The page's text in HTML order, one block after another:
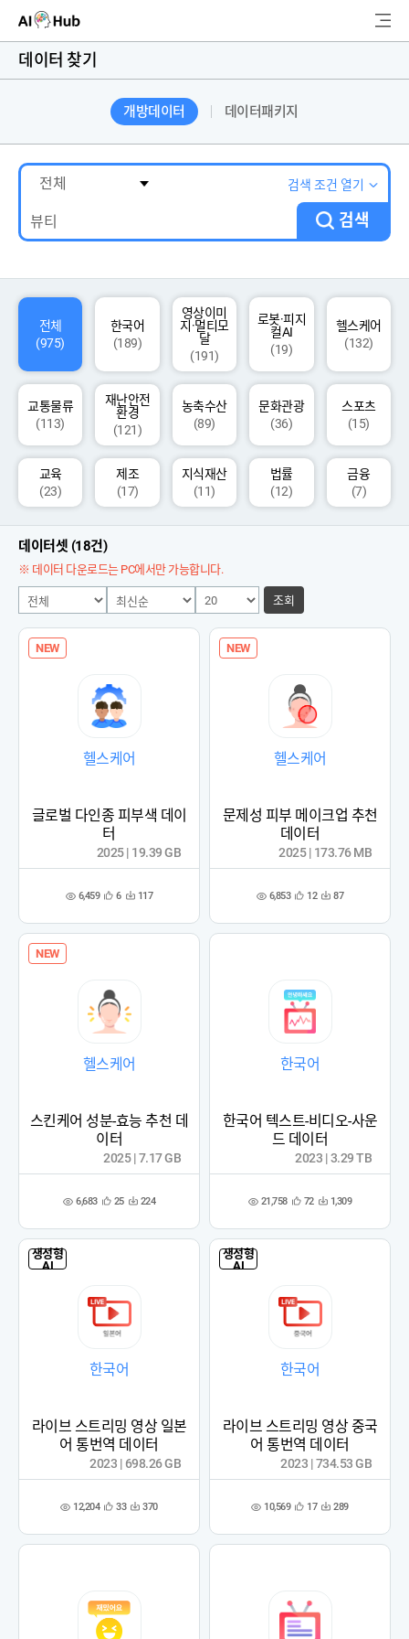
AI-Hub
AI 데이터찾기
AI 허브소개
AI 개발지원
고객지원
색
데이터 찾기
개방데이터 데이터패키지
검색 조건 열기
검색
전체
(975)
한국어
(189)
영상이미
지·멀티모
달
(191)
로봇·피지
컬AI
(19)
헬스케어
(132)
교통물류
(113)
재난안전
환경
(121)
농축수산
(89)
문화관광
(36)
스포츠
(15)
교육
(23)
제조
(17)
지식재산
(11)
법률
(12)
금융
(7)
데이터셋 (18건)
※ 데이터 다운로드는 PC에서만 가능합니다.
조회
NEW
헬스케어
글로벌 다인종 피부색 데이
터
조 6,459 관
록
6 다 117
2025 | 19.39 GB
NEW
헬스케어
문제성 피부 메이크업 추천
데이터
조 6,853 관
록
12 다 87
2025 | 173.76 MB
NEW
헬스케어
스킨케어 성분-효능 추천 데
이터
조 6,683 관
록
25 다 224
2025 | 7.17 GB
한국어
한국어 텍스트-비디오-사운
드 데이터
조 21,758 관
록
72 다 1,309
2023 | 3.29 TB
생성형
AI
한국어
라이브 스트리밍 영상 일본
어 통번역 데이터
조 12,204 관
록
33 다 370
2023 | 698.26 GB
생성형
AI
한국어
라이브 스트리밍 영상 중국
어 통번역 데이터
조 10,569 관
록
17 다 289
2023 | 734.53 GB